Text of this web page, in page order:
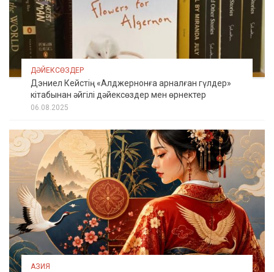
ДӘЙЕКСӨЗДЕР
Дэниел Кейстің «Алджернонға арналған гүлдер»
кітабынан әйгілі дәйексөздер мен өрнектер
06.08.2025
АЗИЯ